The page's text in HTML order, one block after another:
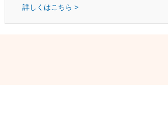
詳しくはこちら >